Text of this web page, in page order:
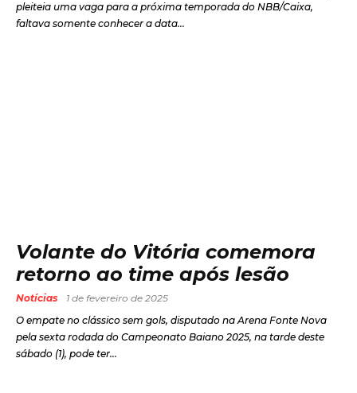
pleiteia uma vaga para a próxima temporada do NBB/Caixa,
faltava somente conhecer a data...
Volante do Vitória comemora
retorno ao time após lesão
Notícias
1 de fevereiro de 2025
O empate no clássico sem gols, disputado na Arena Fonte Nova
pela sexta rodada do Campeonato Baiano 2025, na tarde deste
sábado (1), pode ter...